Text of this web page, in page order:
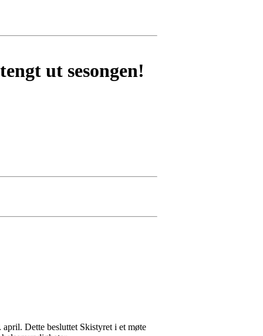
ut sesongen!
Dette besluttet Skistyret i et møte